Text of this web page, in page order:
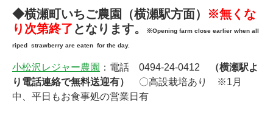
◆横瀬町いちご農園（横瀬駅方面） ※無くな
り次第終了 となります。 ※Opening farm close earlier when all
riped strawberry are eaten for the day.
小松沢レジャー農園 ：電話 0494-24-0412
（横瀬駅よ
り電話連絡で無料送迎有）
〇高設栽培あり ※1月
中、平日もお食事処の営業日有